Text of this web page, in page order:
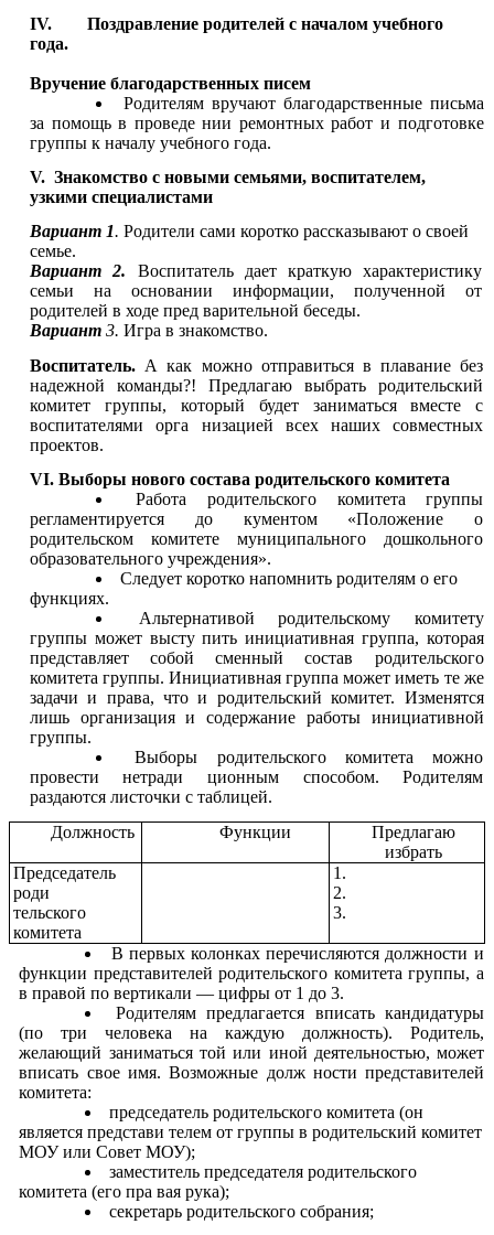
IV. Поздравление родителей с началом учебного
года.
Вручение благодарственных писем
Родителям вручают благодарственные письма
за помощь в проведе нии ремонтных работ и подготовке
группы к началу учебного года.
V. Знакомство с новыми семьями, воспитателем,
узкими специалистами
Вариант 1. Родители сами коротко рассказывают о своей
семье.
Вариант 2.
Воспитатель дает краткую характеристику
семьи на основании информации, полученной от
родителей в ходе пред варительной беседы.
Вариант 3. Игра в знакомство.
Воспитатель.А как можно отправиться в плавание без
надежной команды?! Предлагаю выбрать родительский
комитет группы, который будет заниматься вместе с
воспитателями орга низацией всех наших совместных
проектов.
VI. Выборы нового состава родительского комитета
Работа родительского комитета группы
регламентируется до кументом «Положение о
родительском комитете муниципального дошкольного
образовательного учреждения».
Следует коротко напомнить родителям о его
функциях.
Альтернативой родительскому комитету
группы может высту пить инициативная группа, которая
представляет собой сменный состав родительского
комитета группы. Инициативная группа может иметь те же
задачи и права, что и родительский комитет. Изменятся
лишь организация и содержание работы инициативной
группы.
Выборы родительского комитета можно
провести нетради ционным способом. Родителям
раздаются листочки с таблицей.
Должность
Функции
Предлагаю
избрать
Председатель
роди
тельского
комитета
1.
2.
3.
В первых колонках перечисляются должности и
функции представителей родительского комитета группы, а
в правой по вертикали — цифры от 1 до 3.
Родителям предлагается вписать кандидатуры
(по три человека на каждую должность). Родитель,
желающий заниматься той или иной деятельностью, может
вписать свое имя. Возможные долж ности представителей
комитета:
председатель родительского комитета (он
является представи телем от группы в родительский комитет
МОУ или Совет МОУ);
заместитель председателя родительского
комитета (его пра вая рука);
секретарь родительского собрания;